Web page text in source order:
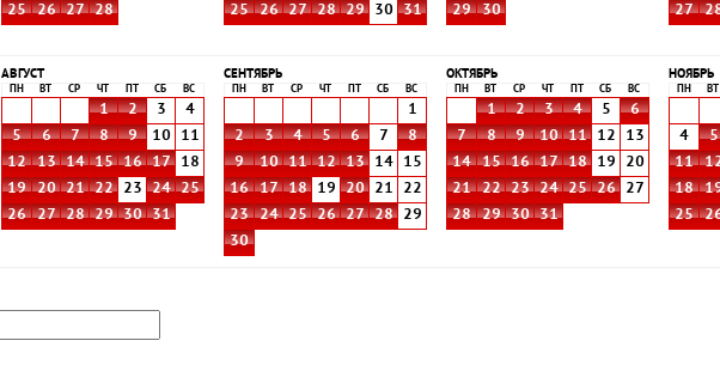
25
26 27 28
25
26 27 28 29 30 31
29
30
27
АВГУСТ
ПН ВТ СР ЧТ СБ ВС
1 2 3
4
5
6 7 8 9 10
11
12
13 14 15 16 17
18
19
20 21 22 23 24
25
26
27 28 29 30 31
СЕНТЯБРЬ
ПН ВТ СР ЧТ СБ ВС
1
2
3 4 5 6 7
8
9
10 11 12 13 14
15
16
17 18 19 20 21
22
23
24 25 26 27 28
29
30
ОКТЯБРЬ
ПН ВТ СР ЧТ СБ ВС
1 2 3 4 5
6
7
8 9 10 11 12
13
14
15 16 17 18 19
20
21
22 23 24 25 26
27
28
29 30 31
НОЯБРЬ
ПН ВТ
4
5
11
18
25